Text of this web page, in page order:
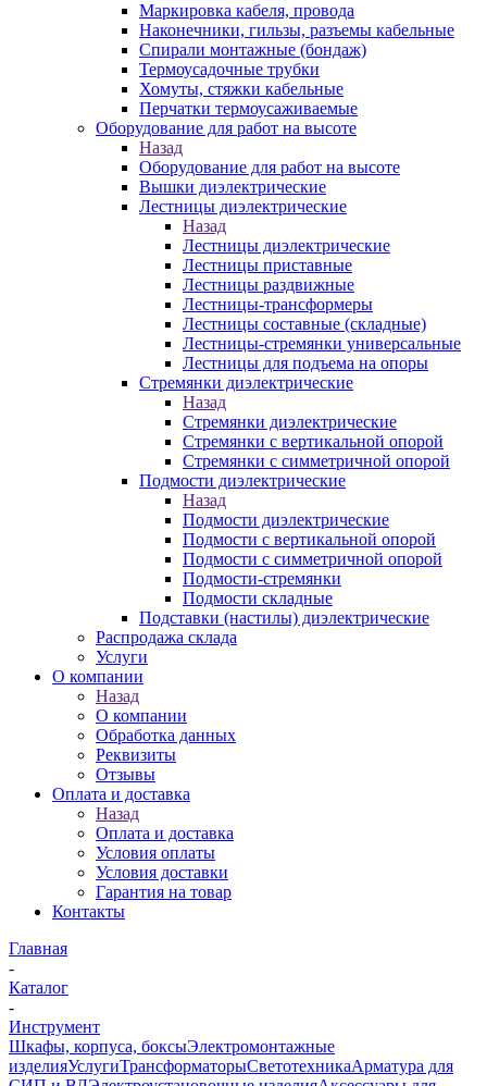
Маркировка кабеля, провода
Наконечники, гильзы, разъемы кабельные
Спирали монтажные (бондаж)
Термоусадочные трубки
Хомуты, стяжки кабельные
Перчатки термоусаживаемые
Оборудование для работ на высоте
Назад
Оборудование для работ на высоте
Вышки диэлектрические
Лестницы диэлектрические
Назад
Лестницы диэлектрические
Лестницы приставные
Лестницы раздвижные
Лестницы-трансформеры
Лестницы составные (складные)
Лестницы-стремянки универсальные
Лестницы для подъема на опоры
Стремянки диэлектрические
Назад
Стремянки диэлектрические
Стремянки с вертикальной опорой
Стремянки с симметричной опорой
Подмости диэлектрические
Назад
Подмости диэлектрические
Подмости с вертикальной опорой
Подмости с симметричной опорой
Подмости-стремянки
Подмости складные
Подставки (настилы) диэлектрические
Распродажа склада
Услуги
О компании
Назад
О компании
Обработка данных
Реквизиты
Отзывы
Оплата и доставка
Назад
Оплата и доставка
Условия оплаты
Условия доставки
Гарантия на товар
Контакты
Главная
-
Каталог
-
Инструмент
Шкафы, корпуса, боксыЭлектромонтажные
изделияУслугиТрансформаторыСветотехникаАрматура для